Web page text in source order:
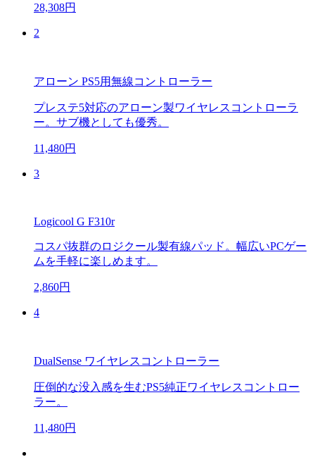
28,308円
2
アローン PS5用無線コントローラー
プレステ5対応のアローン製ワイヤレスコントローラ
ー。サブ機としても優秀。
11,480円
3
Logicool G F310r
コスパ抜群のロジクール製有線パッド。幅広いPCゲー
ムを手軽に楽しめます。
2,860円
4
DualSense ワイヤレスコントローラー
圧倒的な没入感を生むPS5純正ワイヤレスコントロー
ラー。
11,480円